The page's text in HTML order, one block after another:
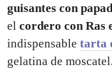
guisantes con
el cordero con Ras
indispensable tarta
gelatina de moscatel.